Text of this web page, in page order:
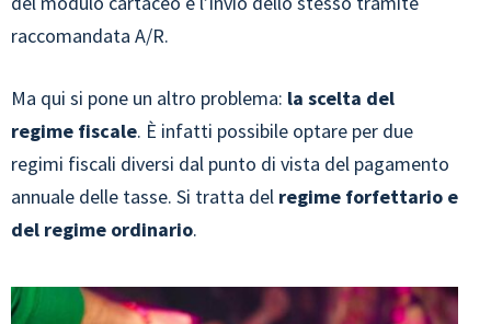
raccomandata A/R.
Ma qui si pone un altro problema: la scelta del
regime fiscale. È infatti possibile optare per due
regimi fiscali diversi dal punto di vista del pagamento
annuale delle tasse. Si tratta del regime forfettario e
del regime ordinario.